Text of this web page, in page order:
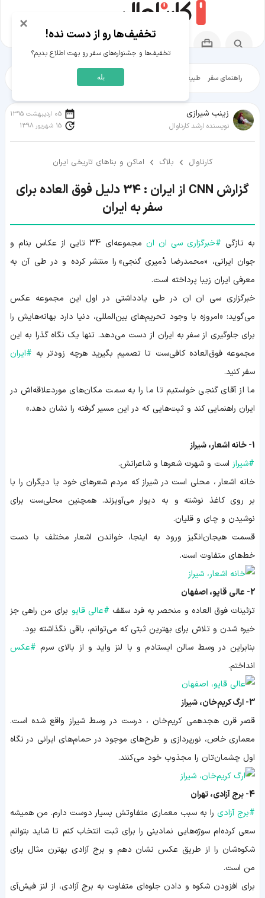
راهنمای سفر طبیعت‌گردی شهرگردی
زينب شيرازی
نویسنده ارشد کارناوال
05 اردیبهشت 1395
15 شهریور 1398
کارناوال بلاگ اماکن و بناهای تاریخی ایران
گزارش CNN از ایران : 34 دلیل فوق العاده برای
سفر به ایران
به تازگی #خبرگزاری سی ان ان
مجموعه‌ای 34 تایی از عکاس بنام و
جوان ایرانی، «محمدرضا دُمیری گنجی» را منتشر کرده و در طی آن به
معرفی ایران زیبا پرداخته است.
خبرگزاری سی ان ان در طی یادداشتی در اول این مجموعه عکس
می‌گوید: «امروزه با وجود تحریم‌های بین‌المللی، دنیا دارد بهانه‌هایش را
برای جلوگیری از سفر به ایران از دست می‌دهد. تنها یک نگاه گذرا به این
مجموعه فوق‌العاده کافی‌ست تا تصمیم بگیرید هرچه زودتر به #ایران
سفر کنید.
ما از آقای گنجی خواستیم تا ما را به سمت مکان‌های موردعلاقه‌اش در
ایران راهنمایی کند و ثبت‌هایی که در این مسیر گرفته را نشان دهد.»
1- خانه اشعار، شیراز
#شیراز است و شهرت شعرها و شاعرانش.
خانه اشعار ، محلی‌ است در شیراز که مردم شعرهای خود یا دیگران را با
بر روی کاغذ نوشته و به دیوار می‌آویزند. همچنین محلی‌ست برای
نوشیدن و چای و قلیان.
قسمت هیجان‌انگیز ورود به اینجا، خواندن اشعار مختلف با دست
خط‌های متفاوت است.
2- عالی قاپو، اصفهان
تزئینات فوق العاده و منحصر به فرد سقف #عالی قاپو برای من راهی جز
خیره شدن و تلاش برای بهترین ثبتی که می‌توانم، باقی نگذاشته بود.
بنابراین در وسط سالن ایستادم و با لنز واید و از بالای سرم #عکس
انداختم.
3- ارگ کریم‌خان، شیراز
قصر قرن هجدهمی کریم‌خان ، درست در وسط شیراز واقع شده است.
معماری خاص، نورپردازی و طرح‌های موجود در حمام‌های ایرانی در نگاه
اول چشمان‌تان را مجذوب خود می‌کنند.
4- برج آزادی، تهران
#برج آزادی را به سبب معماری متفاوتش بسیار دوست دارم. من همیشه
سعی کرده‌ام سوژه‌هایی نمادینی را برای ثبت انتخاب کنم تا شاید بتوانم
شکوه‌شان را از طریق عکس نشان دهم و برج آزادی بهترن مثال برای
من است.
برای افزودن شکوه و دادن جلوه‌ای متفاوت به برج آزادی، از لنز فیش‌آی
×
تخفیف‌ها رو از دست نده!
تخفیف‌ها و جشنواره‌های سفر رو بهت اطلاع بدیم؟
بله